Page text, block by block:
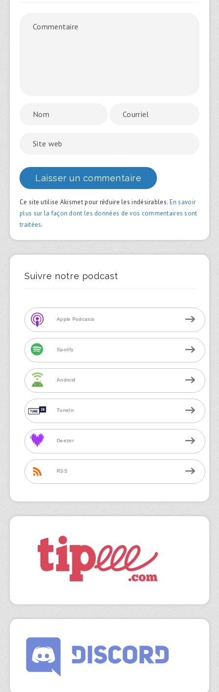
Ce site utilise Akismet pour réduire les indésirables. En savoir
plus sur la façon dont les données de vos commentaires sont
traitées.
Suivre notre podcast
Apple Podcasts
Spotify
Android
TuneIn
Deezer
RSS